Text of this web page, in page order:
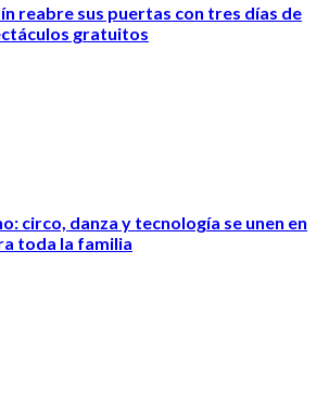
reabre sus puertas con tres días de
gratuitos
circo, danza y tecnología se unen en
toda la familia